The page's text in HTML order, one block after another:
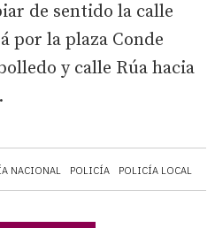
NACIONAL POLICÍA POLICÍA LOCAL
de sentido la calle
por la plaza Conde
y calle Rúa hacia